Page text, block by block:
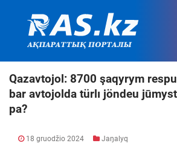
Qazavtojol: 8700 şaqyrym
bar avtojolda türlı jöndeu
pa?
18 gruodžio 2024 Jaŋalyq